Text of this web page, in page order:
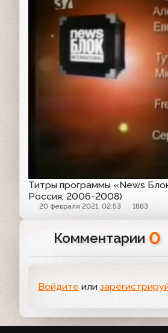
Титры программы «News
Россия, 2006-2008)
20 февраля 2021, 02:53 1883
Комментарии 0
Войдите или